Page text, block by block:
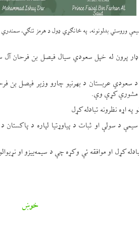
سیمې وروستي بدلونونه، په ځانګړي ډول د هرمز تنګي،
ډار پرون له خپل سعودي سیال فیصل بن فرحان آل
عربستان د بهرنیو چارو وزیر فیصل بن
او مشورې کړې وې.
اړه نظرونه تبادله کړل
د سولې او ثبات د پیاوړتیا لپاره د پاکستان
کړل او موافقه ئې وکړه چې د سیمه‌ییزو او نړیوالو
خوښ